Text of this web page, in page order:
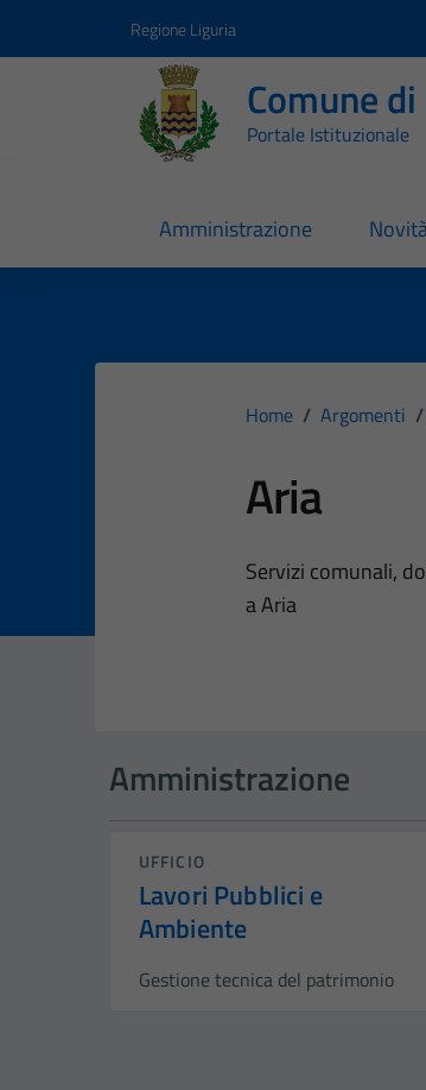
Regione Liguria
Comune
Portale Istituzionale
Amministrazione
Home / Argomenti /
Aria
Dettagli
Servizi comunali,
a Aria
Amministrazione
UFFICIO
Lavori Pubblici e
Ambiente
Gestione tecnica del patrimonio